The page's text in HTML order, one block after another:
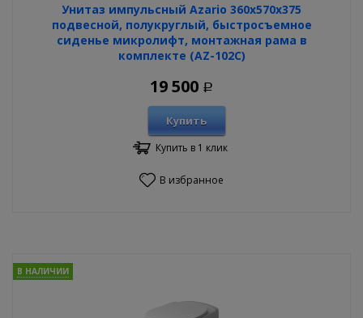
Унитаз импульсный Azario 360х570х375
подвесной, полукруглый, быстросъемное
сиденье микролифт, монтажная рама в
комплекте (AZ-102C)
19 500 Р
Купить
Купить в 1 клик
В избранное
В НАЛИЧИИ